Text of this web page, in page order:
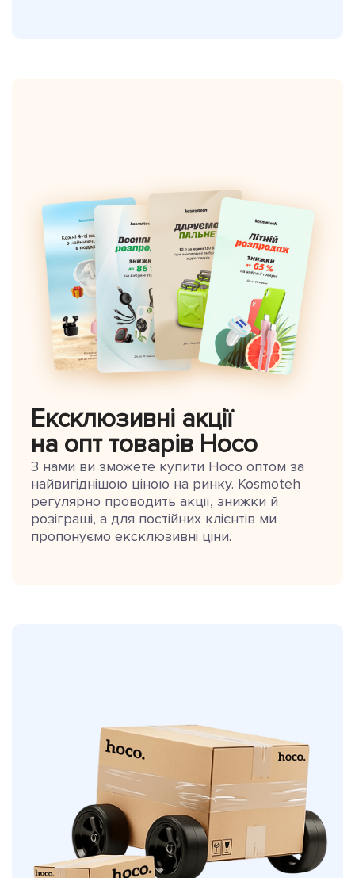
Ексклюзивні акції
на опт товарів Hoco
З нами ви зможете купити Hoco оптом за
найвигіднішою ціною на ринку. Kosmoteh
регулярно проводить акції, знижки й
розіграші, а для постійних клієнтів ми
пропонуємо ексклюзивні ціни.